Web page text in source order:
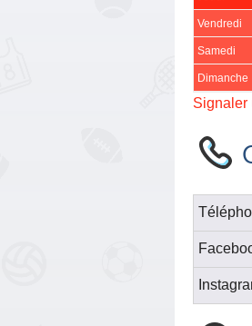
Vendredi
Samedi
Dimanche
Signaler